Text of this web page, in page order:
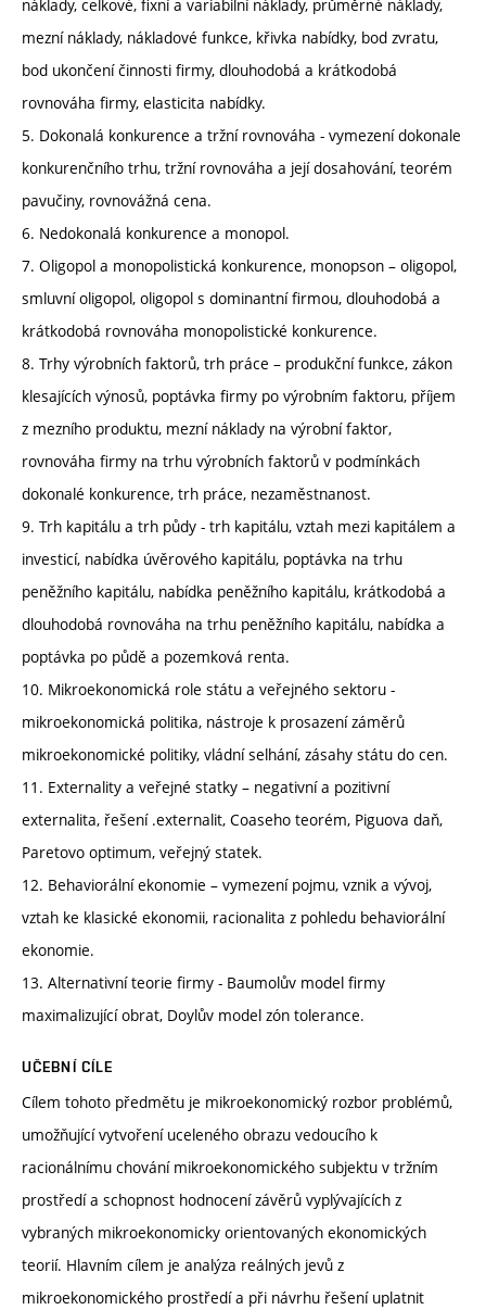
náklady, celkové, fixní a variabilní náklady, průměrné náklady,
mezní náklady, nákladové funkce, křivka nabídky, bod zvratu,
bod ukončení činnosti firmy, dlouhodobá a krátkodobá
rovnováha firmy, elasticita nabídky.
5. Dokonalá konkurence a tržní rovnováha - vymezení dokonale
konkurenčního trhu, tržní rovnováha a její dosahování, teorém
pavučiny, rovnovážná cena.
6. Nedokonalá konkurence a monopol.
7. Oligopol a monopolistická konkurence, monopson – oligopol,
smluvní oligopol, oligopol s dominantní firmou, dlouhodobá a
krátkodobá rovnováha monopolistické konkurence.
8. Trhy výrobních faktorů, trh práce – produkční funkce, zákon
klesajících výnosů, poptávka firmy po výrobním faktoru, příjem
z mezního produktu, mezní náklady na výrobní faktor,
rovnováha firmy na trhu výrobních faktorů v podmínkách
dokonalé konkurence, trh práce, nezaměstnanost.
9. Trh kapitálu a trh půdy - trh kapitálu, vztah mezi kapitálem a
investicí, nabídka úvěrového kapitálu, poptávka na trhu
peněžního kapitálu, nabídka peněžního kapitálu, krátkodobá a
dlouhodobá rovnováha na trhu peněžního kapitálu, nabídka a
poptávka po půdě a pozemková renta.
10. Mikroekonomická role státu a veřejného sektoru -
mikroekonomická politika, nástroje k prosazení záměrů
mikroekonomické politiky, vládní selhání, zásahy státu do cen.
11. Externality a veřejné statky – negativní a pozitivní
externalita, řešení .externalit, Coaseho teorém, Piguova daň,
Paretovo optimum, veřejný statek.
12. Behaviorální ekonomie – vymezení pojmu, vznik a vývoj,
vztah ke klasické ekonomii, racionalita z pohledu behaviorální
ekonomie.
13. Alternativní teorie firmy - Baumolův model firmy
maximalizující obrat, Doylův model zón tolerance.
UČEBNÍ CÍLE
Cílem tohoto předmětu je mikroekonomický rozbor problémů,
umožňující vytvoření uceleného obrazu vedoucího k
racionálnímu chování mikroekonomického subjektu v tržním
prostředí a schopnost hodnocení závěrů vyplývajících z
vybraných mikroekonomicky orientovaných ekonomických
teorií. Hlavním cílem je analýza reálných jevů z
mikroekonomického prostředí a při návrhu řešení uplatnit